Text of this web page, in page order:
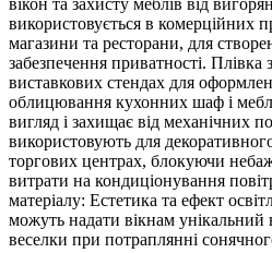
використовується в комерційних
магазини та ресторани, для
забезпечення приватності. Плівка
виставкових стендах для
облицювання кухонних шаф і
вигляд і захищає від механічних
використовують для
торгових центрах, блокуючи
витрати на кондиціонування
матеріалу: Естетика та ефект
можуть надати вікнам унікальний
веселки при потраплянні